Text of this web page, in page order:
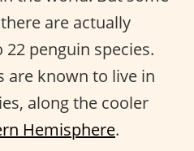
are actually
penguin species.
are known to live in
along the cooler
Hemisphere.